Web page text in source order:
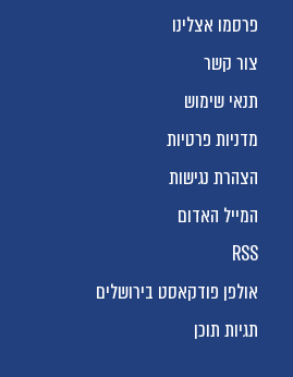
פרסמו אצלינו
צור קשר
תנאי שימוש
מדניות פרטיות
הצהרת נגישות
המייל האדום
RSS
אולפן פודקאסט בירושלים
תגיות תוכן